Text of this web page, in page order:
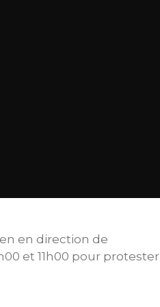
en direction de
et 11h00 pour protester